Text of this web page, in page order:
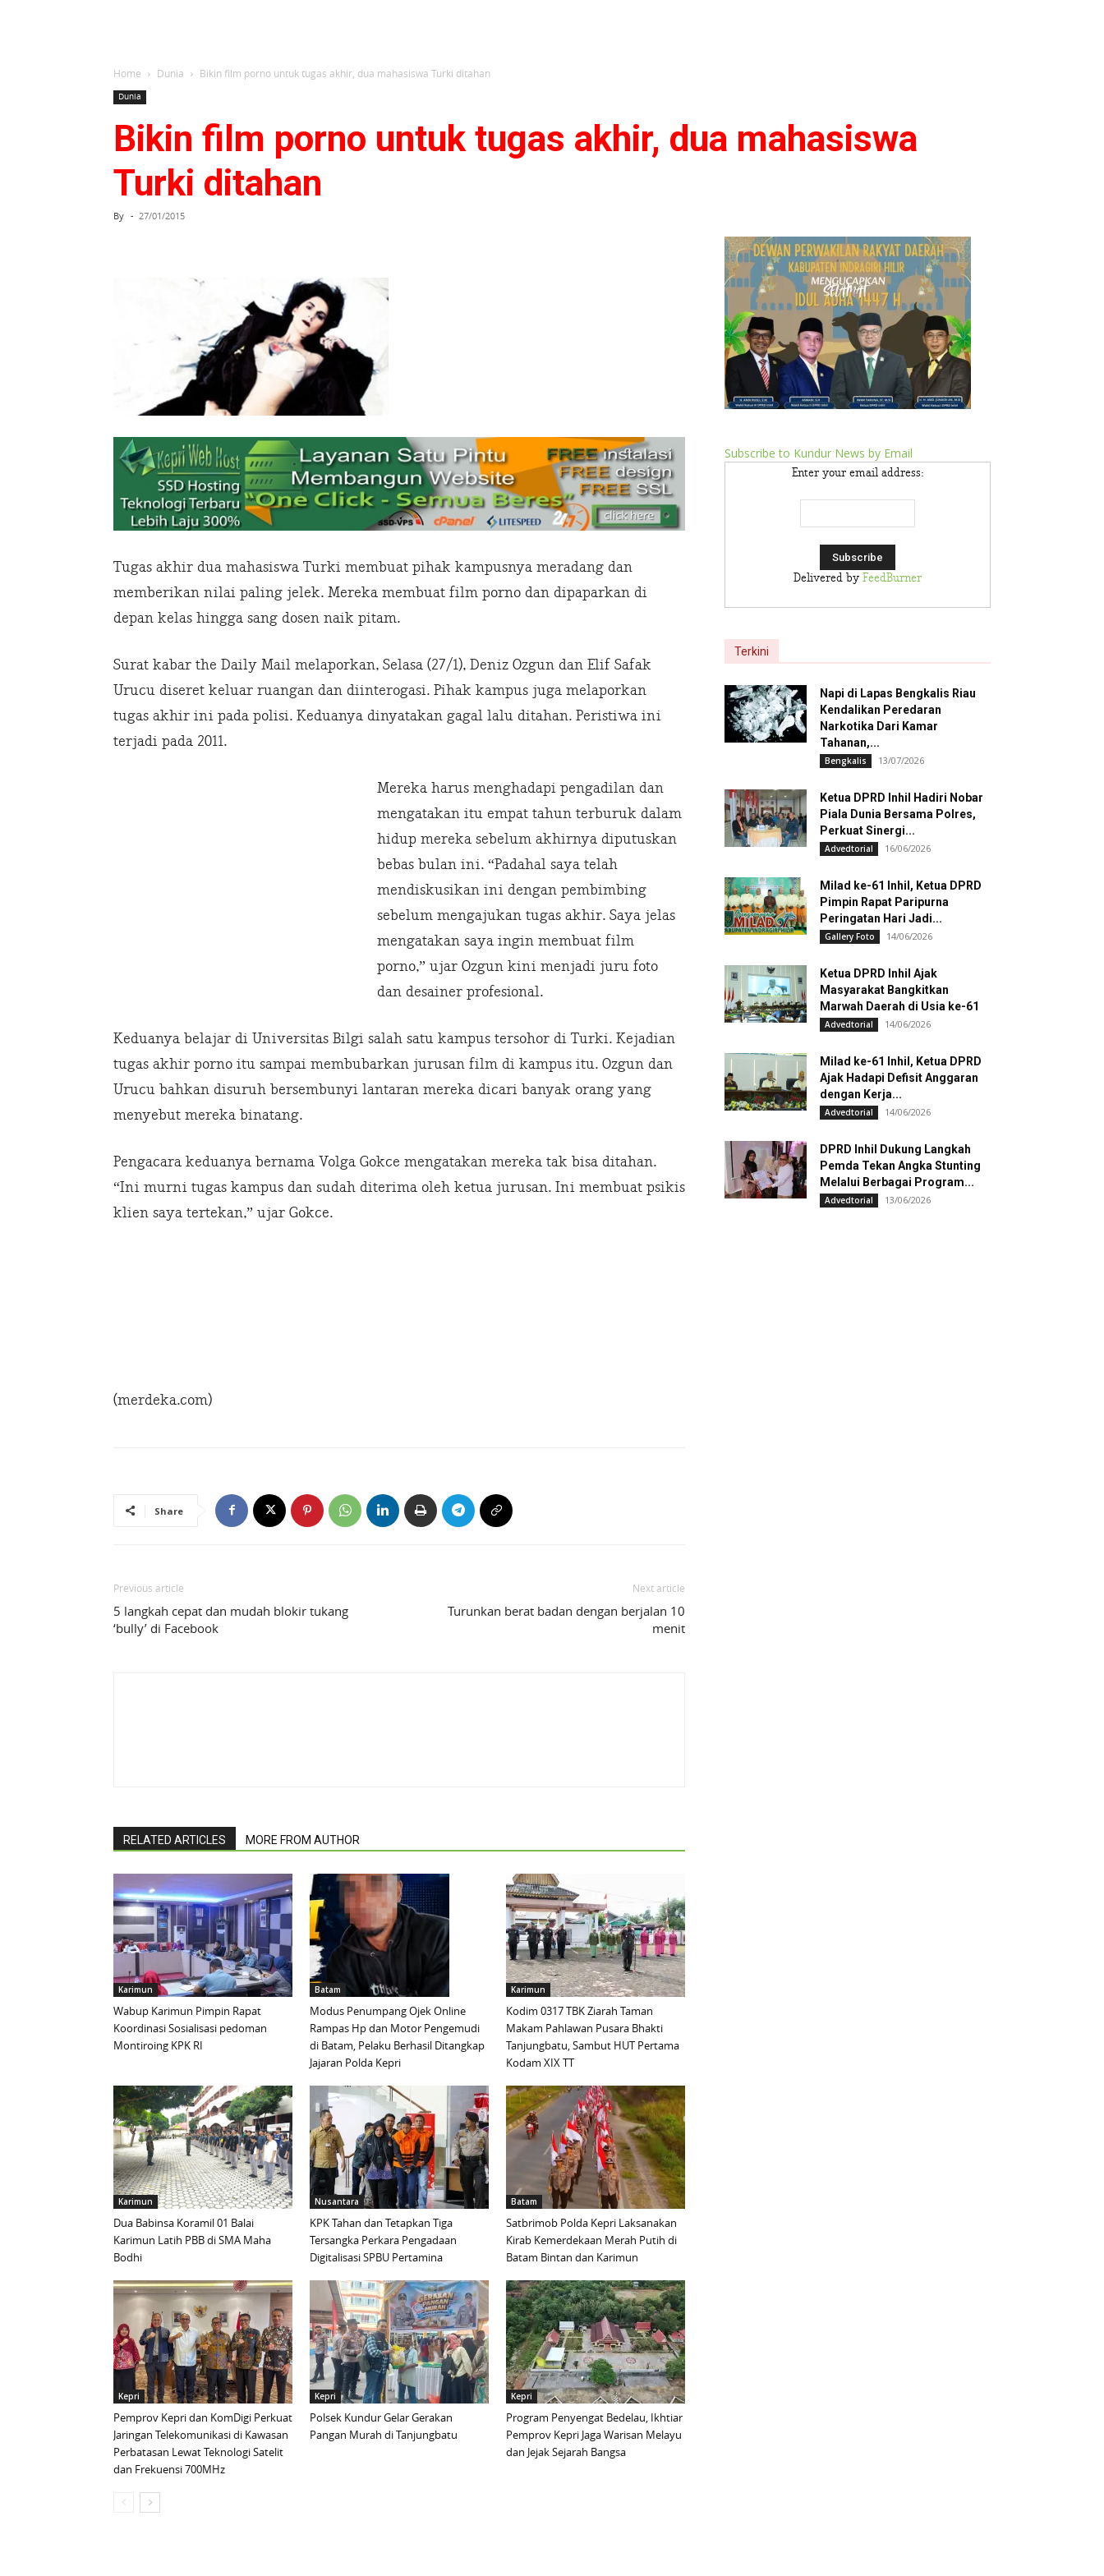
Home Dunia Bikin film porno untuk tugas akhir, dua mahasiswa Turki ditahan
Dunia
Bikin film porno untuk tugas akhir, dua mahasiswa
Turki ditahan
By - 27/01/2015
Tugas akhir dua mahasiswa Turki membuat pihak kampusnya meradang dan
memberikan nilai paling jelek. Mereka membuat film porno dan dipaparkan di
depan kelas hingga sang dosen naik pitam.
Surat kabar the Daily Mail melaporkan, Selasa (27/1), Deniz Ozgun dan Elif Safak
Urucu diseret keluar ruangan dan diinterogasi. Pihak kampus juga melaporkan
tugas akhir ini pada polisi. Keduanya dinyatakan gagal lalu ditahan. Peristiwa ini
terjadi pada 2011.
Mereka harus menghadapi pengadilan dan
mengatakan itu empat tahun terburuk dalam
hidup mereka sebelum akhirnya diputuskan
bebas bulan ini. “Padahal saya telah
mendiskusikan ini dengan pembimbing
sebelum mengajukan tugas akhir. Saya jelas
mengatakan saya ingin membuat film
porno,” ujar Ozgun kini menjadi juru foto
dan desainer profesional.
Keduanya belajar di Universitas Bilgi salah satu kampus tersohor di Turki. Kejadian
tugas akhir porno itu sampai membubarkan jurusan film di kampus itu. Ozgun dan
Urucu bahkan disuruh bersembunyi lantaran mereka dicari banyak orang yang
menyebut mereka binatang.
Pengacara keduanya bernama Volga Gokce mengatakan mereka tak bisa ditahan.
“Ini murni tugas kampus dan sudah diterima oleh ketua jurusan. Ini membuat psikis
klien saya tertekan,” ujar Gokce.
(merdeka.com)
Share
Previous article
5 langkah cepat dan mudah blokir tukang
‘bully’ di Facebook
Next article
Turunkan berat badan dengan berjalan 10
menit
RELATED ARTICLES MORE FROM AUTHOR
Karimun
Wabup Karimun Pimpin Rapat
Koordinasi Sosialisasi pedoman
Montiroing KPK RI
Batam
Modus Penumpang Ojek Online
Rampas Hp dan Motor Pengemudi
di Batam, Pelaku Berhasil Ditangkap
Jajaran Polda Kepri
Karimun
Kodim 0317 TBK Ziarah Taman
Makam Pahlawan Pusara Bhakti
Tanjungbatu, Sambut HUT Pertama
Kodam XIX TT
Karimun
Dua Babinsa Koramil 01 Balai
Karimun Latih PBB di SMA Maha
Bodhi
Nusantara
KPK Tahan dan Tetapkan Tiga
Tersangka Perkara Pengadaan
Digitalisasi SPBU Pertamina
Batam
Satbrimob Polda Kepri Laksanakan
Kirab Kemerdekaan Merah Putih di
Batam Bintan dan Karimun
Kepri
Pemprov Kepri dan KomDigi Perkuat
Jaringan Telekomunikasi di Kawasan
Perbatasan Lewat Teknologi Satelit
dan Frekuensi 700MHz
Kepri
Polsek Kundur Gelar Gerakan
Pangan Murah di Tanjungbatu
Kepri
Program Penyengat Bedelau, Ikhtiar
Pemprov Kepri Jaga Warisan Melayu
dan Jejak Sejarah Bangsa
Subscribe to Kundur News by Email
Enter your email address:
Delivered by FeedBurner
Terkini
Napi di Lapas Bengkalis Riau
Kendalikan Peredaran
Narkotika Dari Kamar
Tahanan,...
Bengkalis 13/07/2026
Ketua DPRD Inhil Hadiri Nobar
Piala Dunia Bersama Polres,
Perkuat Sinergi...
Advedtorial 16/06/2026
Milad ke-61 Inhil, Ketua DPRD
Pimpin Rapat Paripurna
Peringatan Hari Jadi...
Gallery Foto 14/06/2026
Ketua DPRD Inhil Ajak
Masyarakat Bangkitkan
Marwah Daerah di Usia ke-61
Advedtorial 14/06/2026
Milad ke-61 Inhil, Ketua DPRD
Ajak Hadapi Defisit Anggaran
dengan Kerja...
Advedtorial 14/06/2026
DPRD Inhil Dukung Langkah
Pemda Tekan Angka Stunting
Melalui Berbagai Program...
Advedtorial 13/06/2026